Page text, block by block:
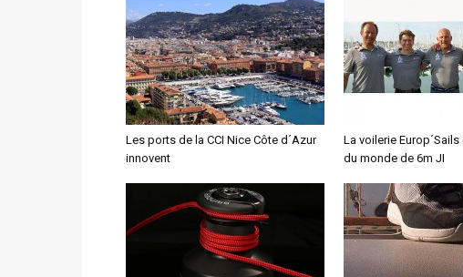
Les ports de la CCI Nice Côte d´Azur
innovent
La voilerie
du monde de 6m JI